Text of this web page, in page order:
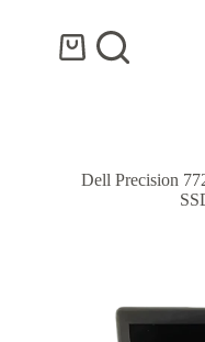
عربة
Dell Precision